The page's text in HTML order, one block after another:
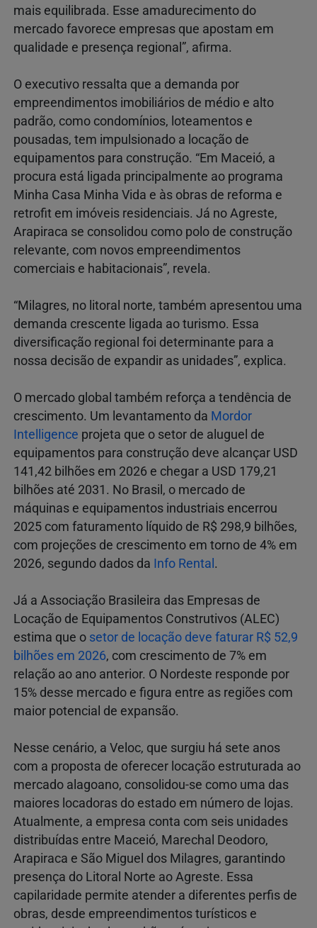
mais equilibrada. Esse amadurecimento do
mercado favorece empresas que apostam em
qualidade e presença regional”, afirma.
O executivo ressalta que a demanda por
empreendimentos imobiliários de médio e alto
padrão, como condomínios, loteamentos e
pousadas, tem impulsionado a locação de
equipamentos para construção. “Em Maceió, a
procura está ligada principalmente ao programa
Minha Casa Minha Vida e às obras de reforma e
retrofit em imóveis residenciais. Já no Agreste,
Arapiraca se consolidou como polo de construção
relevante, com novos empreendimentos
comerciais e habitacionais”, revela.
“Milagres, no litoral norte, também apresentou uma
demanda crescente ligada ao turismo. Essa
diversificação regional foi determinante para a
nossa decisão de expandir as unidades”, explica.
O mercado global também reforça a tendência de
crescimento. Um levantamento da Mordor
Intelligence projeta que o setor de aluguel de
equipamentos para construção deve alcançar USD
141,42 bilhões em 2026 e chegar a USD 179,21
bilhões até 2031. No Brasil, o mercado de
máquinas e equipamentos industriais encerrou
2025 com faturamento líquido de R$ 298,9 bilhões,
com projeções de crescimento em torno de 4% em
2026, segundo dados da Info Rental .
Já a Associação Brasileira das Empresas de
Locação de Equipamentos Construtivos (ALEC)
estima que o setor de locação deve faturar R$ 52,9
bilhões em 2026, com crescimento de 7% em
relação ao ano anterior. O Nordeste responde por
15% desse mercado e figura entre as regiões com
maior potencial de expansão.
Nesse cenário, a Veloc, que surgiu há sete anos
com a proposta de oferecer locação estruturada ao
mercado alagoano, consolidou-se como uma das
maiores locadoras do estado em número de lojas.
Atualmente, a empresa conta com seis unidades
distribuídas entre Maceió, Marechal Deodoro,
Arapiraca e São Miguel dos Milagres, garantindo
presença do Litoral Norte ao Agreste. Essa
capilaridade permite atender a diferentes perfis de
obras, desde empreendimentos turísticos e